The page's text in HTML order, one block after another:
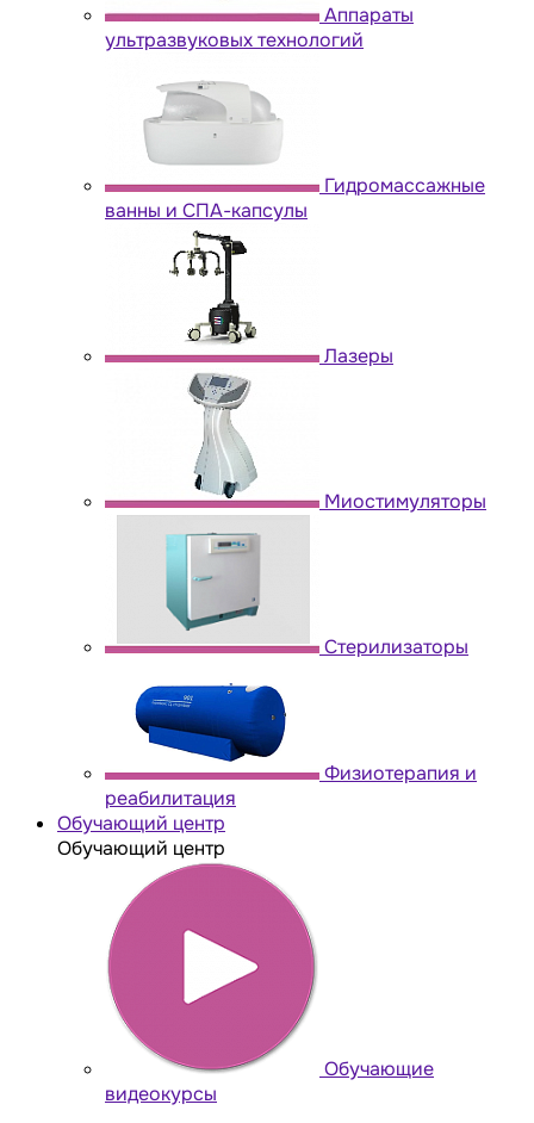
Аппараты
ультразвуковых технологий
Гидромассажные
ванны и СПА-капсулы
Лазеры
Миостимуляторы
Стерилизаторы
Физиотерапия и
реабилитация
Обучающий центр
Обучающий центр
Обучающие
видеокурсы